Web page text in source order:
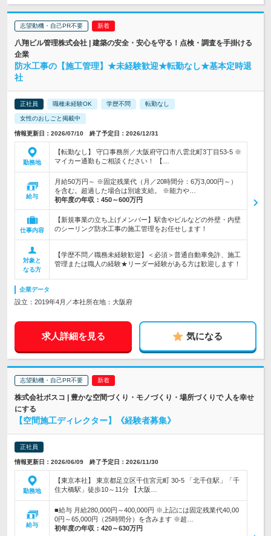
志望動機・自己PR不要
八翔ビル管理株式会社 | 建築の安全・安心を守る！点検・調査を手掛ける
企業
防水工事の【施工管理】★未経験歓迎★転勤なし★基本定時退
社
正社員 職種未経験OK 学歴不問 転勤なし
女性のおしごと掲載中
情報更新日：2026/07/10 終了予定日：2026/12/31
勤務地
【転勤なし】 守口事務所／大阪府守口市八雲北町3丁目53-5 ※
マイカー通勤もご相談ください！ 【…
給与
月給50万円～ ※固定残業代（月／20時間分：6万3,000円～）
を含む。超過した場合は別途支給。 ※能力や…
初年度の年収： 450～600万円
仕事内容
【新規事業の立ち上げメンバー】駅舎やビルなどの外壁・内壁
のシーリング防水工事の施工管理をお任せします！
対象と
なる方
【学歴不問／職務未経験歓迎】＜必須＞普通自動車免許、施工
管理または職人の経験★リーダー経験がある方は歓迎します！
企業データ
設立：2019年4月／本社所在地：大阪府
求人詳細を見る 気になる
志望動機・自己PR不要
株式会社ボスコ | 豊かな空間づくり・モノづくり・場所づくりで 人を幸せ
にする
【空間施工ディレクター】《経験者募集》
正社員
情報更新日：2026/06/09 終了予定日：2026/11/30
勤務地
【東京本社】 東京都足立区千住宮元町 30-5 「北千住駅」「千
住大橋駅」徒歩10～11分 【大阪…
給与
■給与 月給280,000円～400,000円 ※上記には固定残業代40,00
0円～65,000円（25時間分）を含みます ※超…
初年度の年収： 420～630万円